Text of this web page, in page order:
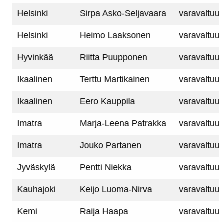
Helsinki Sirpa Asko-Seljavaara
Helsinki Heimo Laaksonen
Hyvinkää Riitta Puupponen
Ikaalinen Terttu Martikainen
Ikaalinen Eero Kauppila
Imatra Marja-Leena Patrakka
Imatra Jouko Partanen
Jyväskylä Pentti Niekka
Kauhajoki Keijo Luoma-Nirva
Kemi Raija Haapa